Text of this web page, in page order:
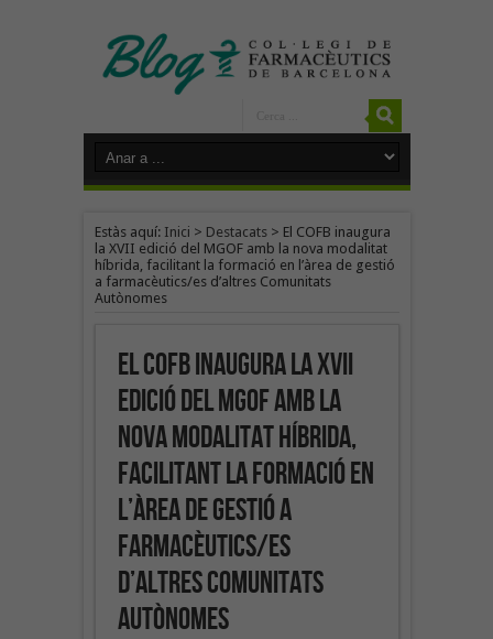
Estàs aquí: Inici > Destacats> El COFB inaugura
la XVII edició del MGOF amb la nova modalitat
híbrida, facilitant la formació en l’àrea de gestió
a farmacèutics/es d’altres Comunitats
Autònomes
El COFB inaugura la XVII
edició del MGOF amb la
nova modalitat híbrida,
facilitant la formació en
l’àrea de gestió a
farmacèutics/es
d’altres Comunitats
Autònomes